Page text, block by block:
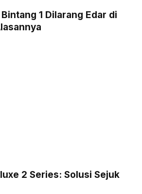
1 Dilarang Edar di
2 Series: Solusi Sejuk